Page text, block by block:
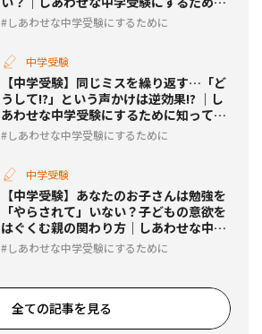
知っておきたいこと
しあわせな中学受験にするために
中学受験
【中学受験】同じミスを繰り返す…「ど
うして!?」という声かけは逆効果!? ｜し
あわせな中学受験にするために知ってお
きたいこ
しあわせな中学受験にするために
中学受験
【中学受験】あなたのお子さんは勉強を
「やらされて」いない？子どもの意欲を
はぐくむ親の関わり方｜しあわせな中学
受験にするために
しあわせな中学受験にするために
全ての記事を見る